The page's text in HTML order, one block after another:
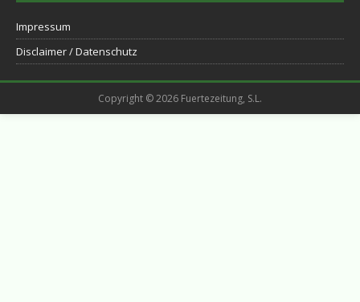
Impressum
Disclaimer / Datenschutz
Copyright © 2026 Fuertezeitung, S.L.